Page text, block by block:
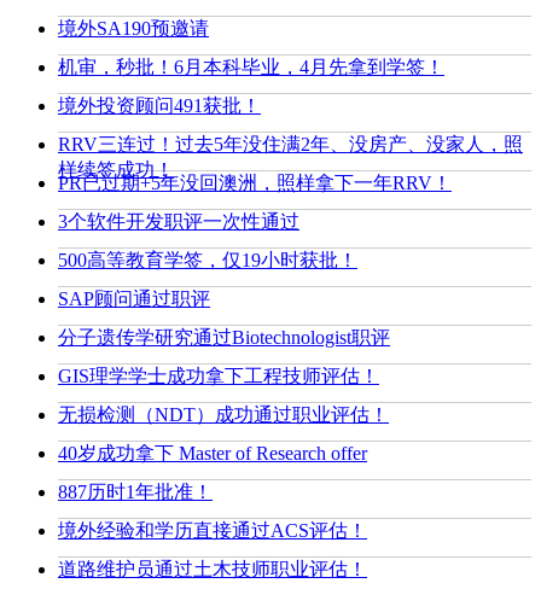
境外SA190预邀请
机审，秒批！6月本科毕业，4月先拿到学签！
境外投资顾问491获批！
RRV三连过！过去5年没住满2年、没房产、没家人，照
样续签成功！
PR已过期+5年没回澳洲，照样拿下一年RRV！
3个软件开发职评一次性通过
500高等教育学签，仅19小时获批！
SAP顾问通过职评
分子遗传学研究通过Biotechnologist职评
GIS理学学士成功拿下工程技师评估！
无损检测（NDT）成功通过职业评估！
40岁成功拿下 Master of Research offer
887历时1年批准！
境外经验和学历直接通过ACS评估！
道路维护员通过土木技师职业评估！